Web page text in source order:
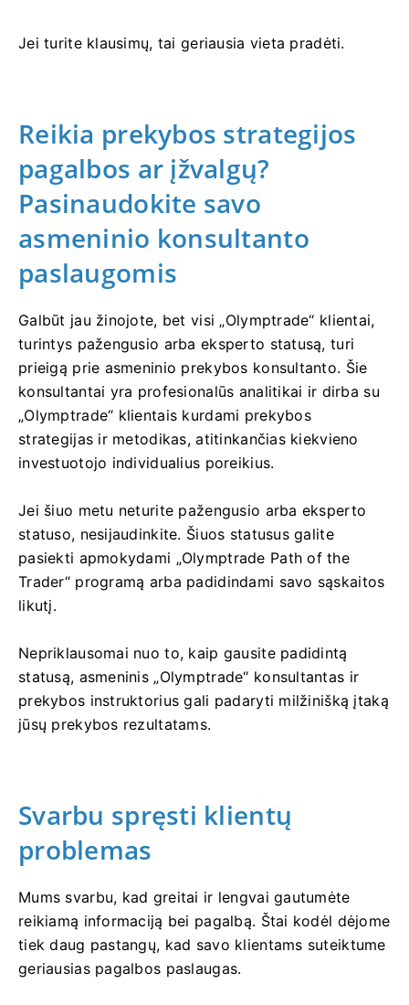
Jei turite klausimų, tai geriausia vieta pradėti.
Reikia prekybos strategijos
pagalbos ar įžvalgų?
Pasinaudokite savo
asmeninio konsultanto
paslaugomis
Galbūt jau žinojote, bet visi „Olymptrade“ klientai,
turintys pažengusio arba eksperto statusą, turi
prieigą prie asmeninio prekybos konsultanto. Šie
konsultantai yra profesionalūs analitikai ir dirba su
„Olymptrade“ klientais kurdami prekybos
strategijas ir metodikas, atitinkančias kiekvieno
investuotojo individualius poreikius.
Jei šiuo metu neturite pažengusio arba eksperto
statuso, nesijaudinkite. Šiuos statusus galite
pasiekti apmokydami „Olymptrade Path of the
Trader“ programą arba padidindami savo sąskaitos
likutį.
Nepriklausomai nuo to, kaip gausite padidintą
statusą, asmeninis „Olymptrade“ konsultantas ir
prekybos instruktorius gali padaryti milžinišką įtaką
jūsų prekybos rezultatams.
Svarbu spręsti klientų
problemas
Mums svarbu, kad greitai ir lengvai gautumėte
reikiamą informaciją bei pagalbą. Štai kodėl dėjome
tiek daug pastangų, kad savo klientams suteiktume
geriausias pagalbos paslaugas.